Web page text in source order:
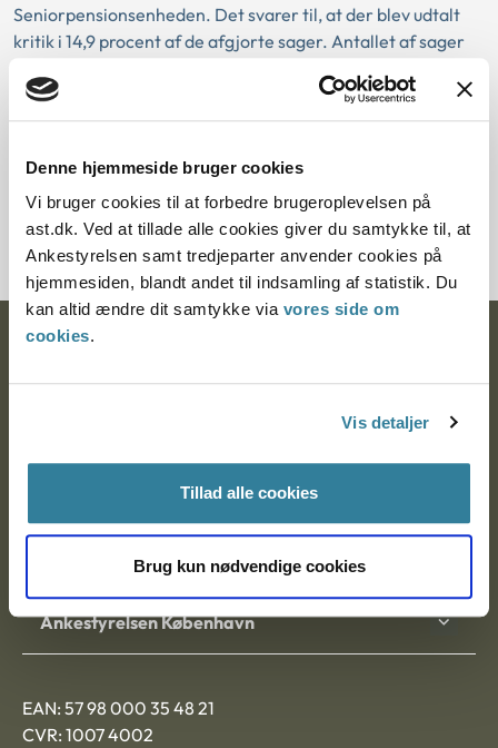
Denne hjemmeside bruger cookies
Vi bruger cookies til at forbedre brugeroplevelsen på
ast.dk. Ved at tillade alle cookies giver du samtykke til, at
Ankestyrelsen samt tredjeparter anvender cookies på
hjemmesiden, blandt andet til indsamling af statistik. Du
kan altid ændre dit samtykke via vores side om
cookies.
Vis detaljer
Tillad alle cookies
Brug kun nødvendige cookies
Seniorpensionsenheden. Det svarer til, at der blev udtalt
kritik i 14,9 procent af de afgjorte sager. Antallet af sager
også steget i forhold til 2023, hvilket bl.a. skyldtes
byretsdommen fra april 2024 og manglende overholdelse
Hent publikationen
Ankestyrelsen
9000 Aalborg
Ankestyrelsen Aalborg
Ankestyrelsen København
EAN: 57 98 000 35 48 21
CVR: 1007 4002